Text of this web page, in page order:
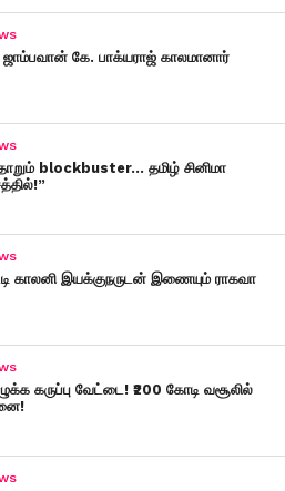
கே. பாக்யராஜ் காலமானார்
blockbuster… தமிழ் சினிமா
காலனி இயக்குநருடன் இணையும் ராகவா
கருப்பு வேட்டை! ₹200 கோடி வசூலில்